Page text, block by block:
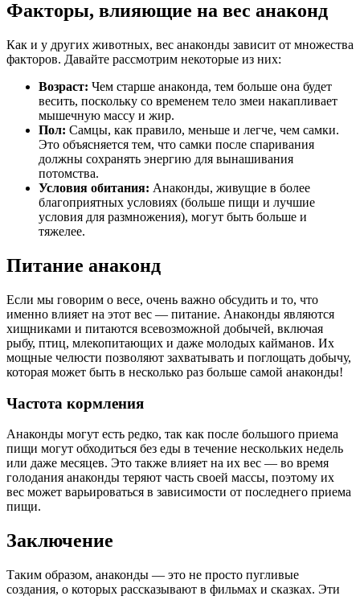
Факторы, влияющие на вес анаконд
Как и у других животных, вес анаконды зависит от множества
факторов. Давайте рассмотрим некоторые из них:
Возраст: Чем старше анаконда, тем больше она будет
весить, поскольку со временем тело змеи накапливает
мышечную массу и жир.
Пол: Самцы, как правило, меньше и легче, чем самки.
Это объясняется тем, что самки после спаривания
должны сохранять энергию для вынашивания
потомства.
Условия обитания: Анаконды, живущие в более
благоприятных условиях (больше пищи и лучшие
условия для размножения), могут быть больше и
тяжелее.
Питание анаконд
Если мы говорим о весе, очень важно обсудить и то, что
именно влияет на этот вес — питание. Анаконды являются
хищниками и питаются всевозможной добычей, включая
рыбу, птиц, млекопитающих и даже молодых кайманов. Их
мощные челюсти позволяют захватывать и поглощать добычу,
которая может быть в несколько раз больше самой анаконды!
Частота кормления
Анаконды могут есть редко, так как после большого приема
пищи могут обходиться без еды в течение нескольких недель
или даже месяцев. Это также влияет на их вес — во время
голодания анаконды теряют часть своей массы, поэтому их
вес может варьироваться в зависимости от последнего приема
пищи.
Заключение
Таким образом, анаконды — это не просто пугливые
создания, о которых рассказывают в фильмах и сказках. Эти